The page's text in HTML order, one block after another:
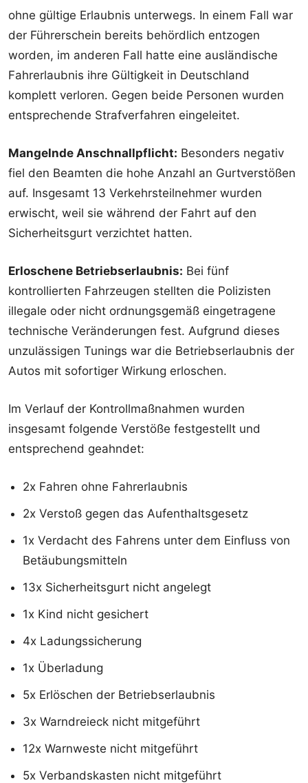
ohne gültige Erlaubnis unterwegs. In einem Fall war
der Führerschein bereits behördlich entzogen
worden, im anderen Fall hatte eine ausländische
Fahrerlaubnis ihre Gültigkeit in Deutschland
komplett verloren. Gegen beide Personen wurden
entsprechende Strafverfahren eingeleitet.
Mangelnde Anschnallpflicht: Besonders negativ
fiel den Beamten die hohe Anzahl an Gurtverstößen
auf. Insgesamt 13 Verkehrsteilnehmer wurden
erwischt, weil sie während der Fahrt auf den
Sicherheitsgurt verzichtet hatten.
Erloschene Betriebserlaubnis: Bei fünf
kontrollierten Fahrzeugen stellten die Polizisten
illegale oder nicht ordnungsgemäß eingetragene
technische Veränderungen fest. Aufgrund dieses
unzulässigen Tunings war die Betriebserlaubnis der
Autos mit sofortiger Wirkung erloschen.
Im Verlauf der Kontrollmaßnahmen wurden
insgesamt folgende Verstöße festgestellt und
entsprechend geahndet:
2x Fahren ohne Fahrerlaubnis
2x Verstoß gegen das Aufenthaltsgesetz
1x Verdacht des Fahrens unter dem Einfluss von
Betäubungsmitteln
13x Sicherheitsgurt nicht angelegt
1x Kind nicht gesichert
4x Ladungssicherung
1x Überladung
5x Erlöschen der Betriebserlaubnis
3x Warndreieck nicht mitgeführt
12x Warnweste nicht mitgeführt
5x Verbandskasten nicht mitgeführt